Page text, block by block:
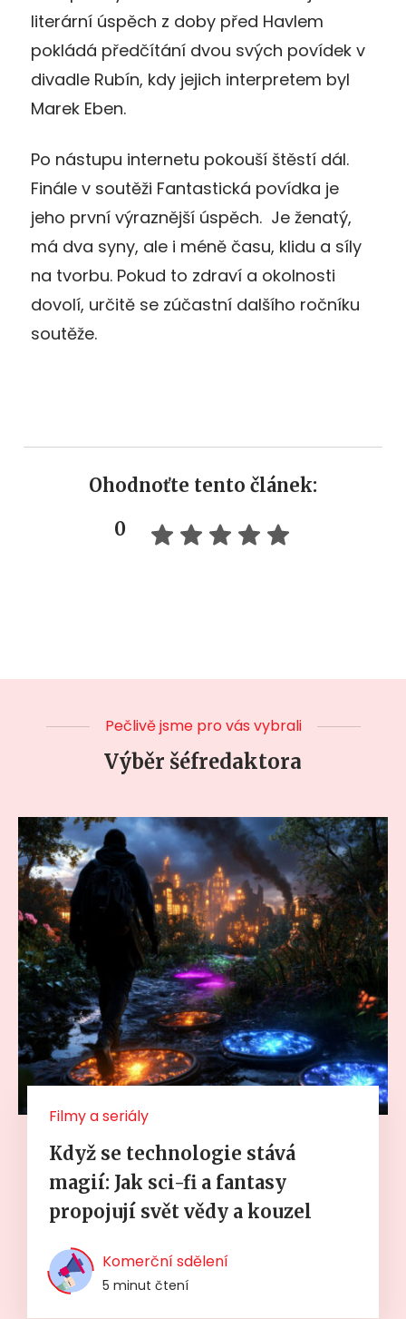
literární úspěch z doby před Havlem
pokládá předčítání dvou svých povídek v
divadle Rubín, kdy jejich interpretem byl
Marek Eben.
Po nástupu internetu pokouší štěstí dál.
Finále v soutěži Fantastická povídka je
jeho první výraznější úspěch. Je ženatý,
má dva syny, ale i méně času, klidu a síly
na tvorbu. Pokud to zdraví a okolnosti
dovolí, určitě se zúčastní dalšího ročníku
soutěže.
Ohodnoťte tento článek:
0
Pečlivě jsme pro vás vybrali
Výběr šéfredaktora
Filmy a seriály
Když se technologie stává
magií: Jak sci-fi a fantasy
propojují svět vědy a kouzel
Komerční sdělení
5 minut čtení